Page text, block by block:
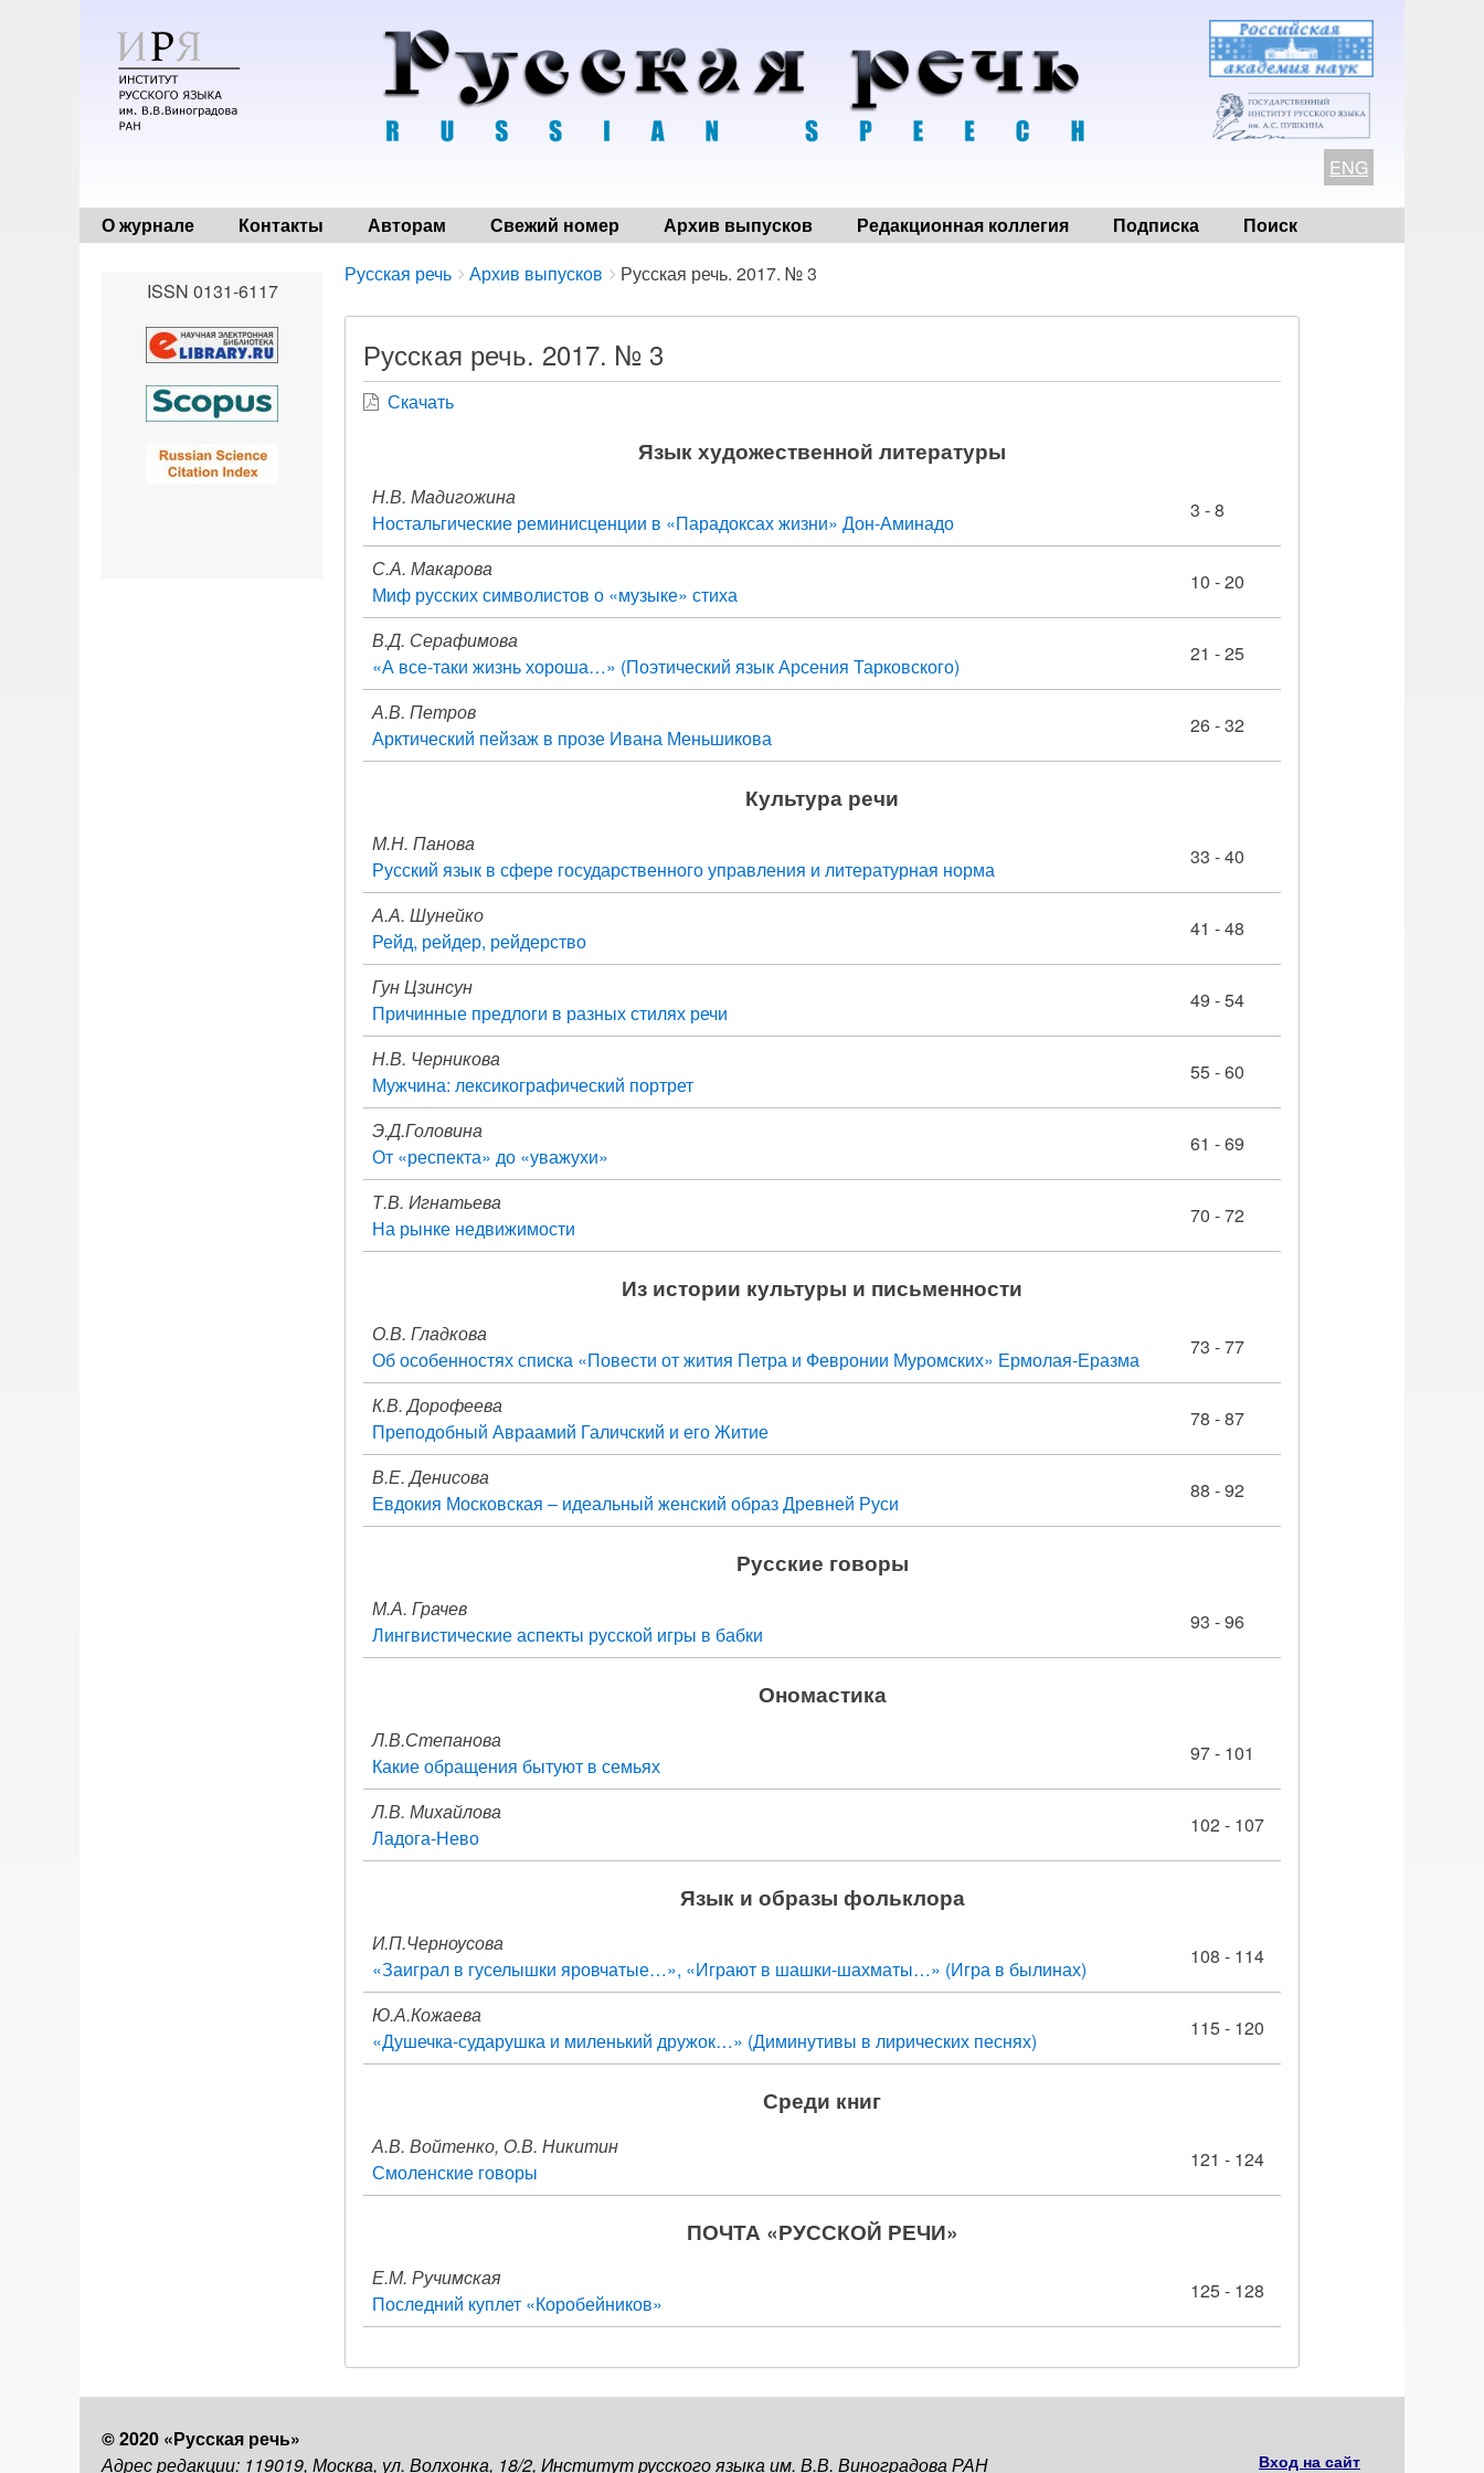
ENG
О журнале Контакты Авторам Свежий номер Архив выпусков Редакционная коллегия Подписка Поиск
Breadcrumbs
You
here:
Русская речь Архив выпусков Русская речь. 2017. № 3
Русская речь. 2017. № 3
Скачать
Язык художественной литературы
Н.В. Мадигожина
Ностальгические реминисценции в «Парадоксах жизни» Дон-Аминадо
3 - 8
С.А. Макарова
Миф русских символистов о «музыке» стиха
10 - 20
В.Д. Серафимова
«А все-таки жизнь хороша…» (Поэтический язык Арсения Тарковского)
21 - 25
А.В. Петров
Арктический пейзаж в прозе Ивана Меньшикова
26 - 32
Культура речи
М.Н. Панова
Русский язык в сфере государственного управления и литературная норма
33 - 40
А.А. Шунейко
Рейд, рейдер, рейдерство
41 - 48
Гун Цзинсун
Причинные предлоги в разных стилях речи
49 - 54
Н.В. Черникова
Мужчина: лексикографический портрет
55 - 60
Э.Д.Головина
От «респекта» до «уважухи»
61 - 69
Т.В. Игнатьева
На рынке недвижимости
70 - 72
Из истории культуры и письменности
О.В. Гладкова
Об особенностях списка «Повести от жития Петра и Февронии Муромских» Ермолая-Еразма
73 - 77
К.В. Дорофеева
Преподобный Авраамий Галичский и его Житие
78 - 87
В.Е. Денисова
Евдокия Московская – идеальный женский образ Древней Руси
88 - 92
Русские говоры
М.А. Грачев
Лингвистические аспекты русской игры в бабки
93 - 96
Ономастика
Л.В.Степанова
Какие обращения бытуют в семьях
97 - 101
Л.В. Михайлова
Ладога-Нево
102 - 107
Язык и образы фольклора
И.П.Черноусова
«Заиграл в гуселышки яровчатые…», «Играют в шашки-шахматы…» (Игра в былинах)
108 - 114
Ю.А.Кожаева
«Душечка-сударушка и миленький дружок…» (Диминутивы в лирических песнях)
115 - 120
Среди книг
А.В. Войтенко, О.В. Никитин
Смоленские говоры
121 - 124
ПОЧТА «РУССКОЙ РЕЧИ»
Е.М. Ручимская
Последний куплет «Коробейников»
125 - 128
ISSN 0131-6117
© 2020 «Русская речь»
Адрес редакции: 119019, Москва, ул. Волхонка, 18/2, Институт русского языка им. В.В. Виноградова РАН
Вход на сайт